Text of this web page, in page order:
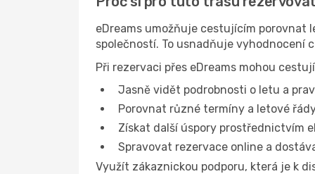
eDreams umožňuje cestujícím porovnat
společností. To usnadňuje vyhodnocení
Při rezervaci přes eDreams mohou
Jasně vidět podrobnosti o letu a
Porovnat různé termíny a letové
Získat další úspory prostřednictvím
Spravovat rezervace online a
Využít zákaznickou podporu, která je k